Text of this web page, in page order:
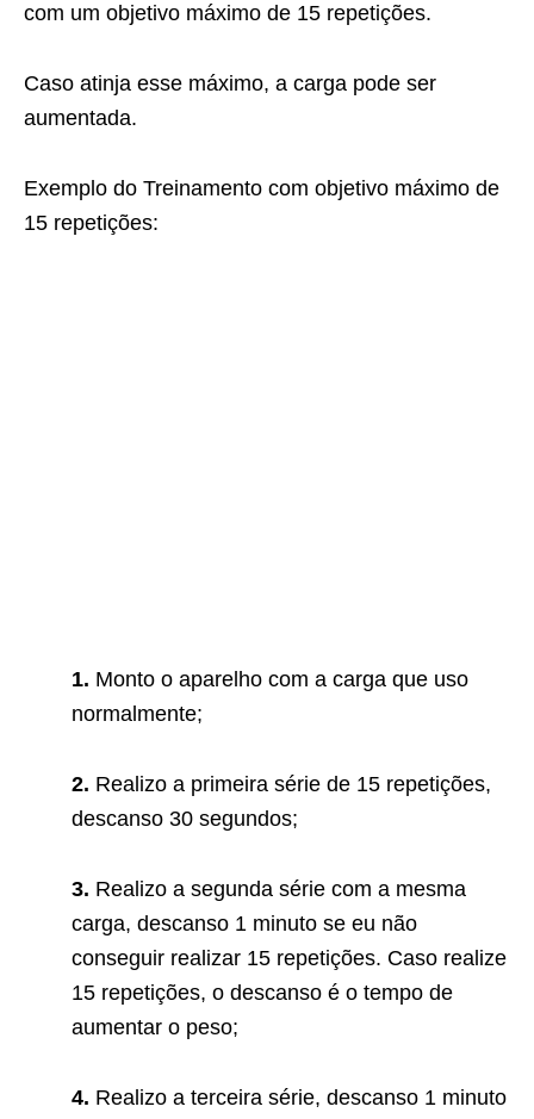
com um objetivo máximo de 15 repetições.
Caso atinja esse máximo, a carga pode ser
aumentada.
Exemplo do Treinamento com objetivo máximo de
15 repetições:
1. Monto o aparelho com a carga que uso
normalmente;
2. Realizo a primeira série de 15 repetições,
descanso 30 segundos;
3. Realizo a segunda série com a mesma
carga, descanso 1 minuto se eu não
conseguir realizar 15 repetições. Caso realize
15 repetições, o descanso é o tempo de
aumentar o peso;
4. Realizo a terceira série, descanso 1 minuto